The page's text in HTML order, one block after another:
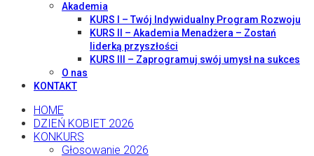
Akademia
KURS I – Twój Indywidualny Program Rozwoju
KURS II – Akademia Menadżera – Zostań
liderką przyszłości
KURS III – Zaprogramuj swój umysł na sukces
O nas
KONTAKT
HOME
DZIEŃ KOBIET 2026
KONKURS
Głosowanie 2026